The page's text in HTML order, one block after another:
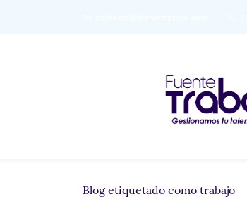
Blog etiquetado como trabajo